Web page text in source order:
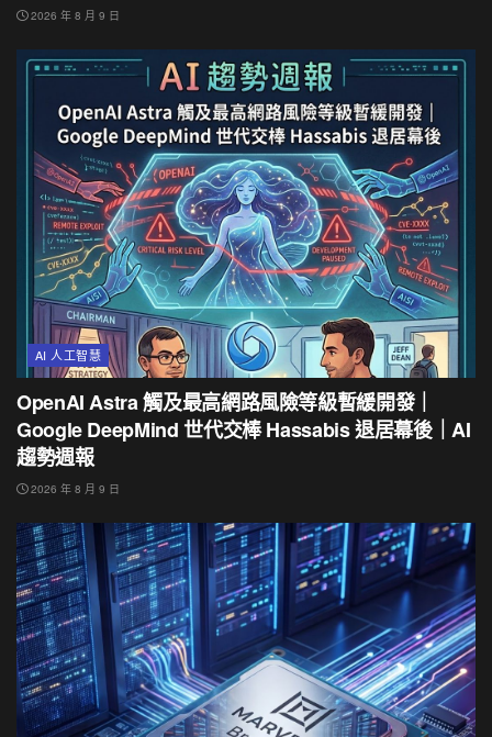
2026 年 8 月 9 日
AI 人工智慧
OpenAI Astra 觸及最高網路風險等級暫緩開發｜
Google DeepMind 世代交棒 Hassabis 退居幕後｜AI
趨勢週報
2026 年 8 月 9 日